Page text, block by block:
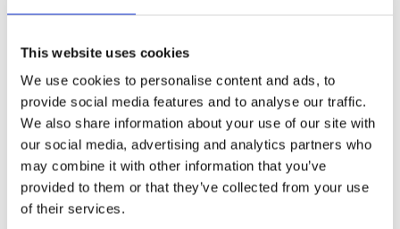
This website uses cookies
We use cookies to personalise content and ads, to
provide social media features and to analyse our traffic.
We also share information about your use of our site with
our social media, advertising and analytics partners who
may combine it with other information that you’ve
provided to them or that they’ve collected from your use
of their services.
COVER. CHROME
36-54 B.T.
MH555815
4 935 KR
Lägg till i favoriter
36-64 45" SV
MH555809
775